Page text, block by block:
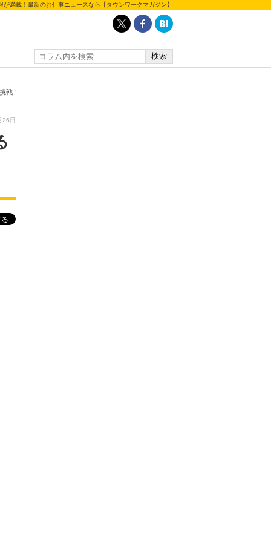
満載！最新のお仕事ニュースなら【タウンワークマガジン】
戦！
26日